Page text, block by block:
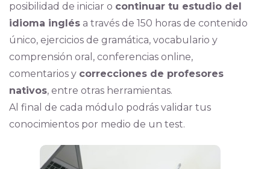
posibilidad de iniciar o continuar tu estudio del
idioma inglésa través de 150 horas de contenido
único, ejercicios de gramática, vocabulario y
comprensión oral, conferencias online,
comentarios y correcciones de profesores
nativos, entre otras herramientas.
Al final de cada módulo podrás validar tus
conocimientos por medio de un test.